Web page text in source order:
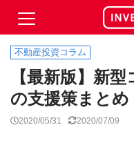
不動産投資コラム
【最新版】新
の支援策まとめ
2020/05/31 2020/07/09